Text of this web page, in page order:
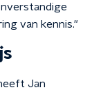
van kennis."
Jan